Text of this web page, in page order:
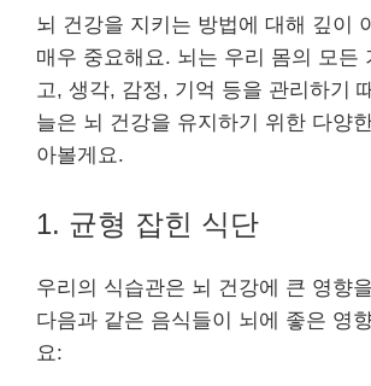
뇌 건강을 지키는 방법에 대해 깊이
매우 중요해요. 뇌는 우리 몸의 모든
고, 생각, 감정, 기억 등을 관리하기
늘은 뇌 건강을 유지하기 위한 다양
아볼게요.
1. 균형 잡힌 식단
우리의 식습관은 뇌 건강에 큰 영향
다음과 같은 음식들이 뇌에 좋은 영
요: